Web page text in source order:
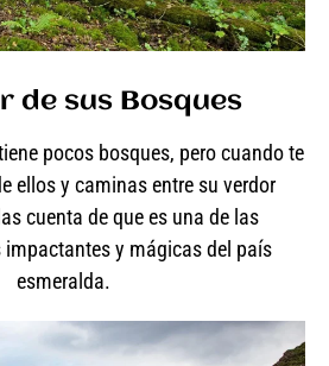
de sus Bosques
pocos bosques, pero cuando te
ellos y caminas entre su verdor
cuenta de que es una de las
impactantes y mágicas del país
esmeralda.